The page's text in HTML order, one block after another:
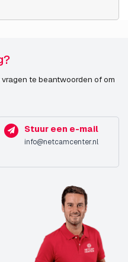
te beantwoorden of om
Stuur een e-mail
info@netcamcenter.nl